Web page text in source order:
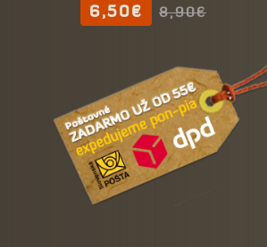
6,50€ 8,90€